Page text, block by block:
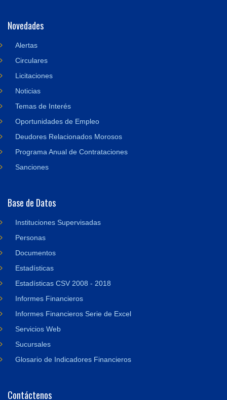
Novedades
Alertas
Circulares
Licitaciones
Noticias
Temas de Interés
Oportunidades de Empleo
Deudores Relacionados Morosos
Programa Anual de Contrataciones
Sanciones
Base de Datos
Instituciones Supervisadas
Personas
Documentos
Estadísticas
Estadísticas CSV 2008 - 2018
Informes Financieros
Informes Financieros Serie de Excel
Servicios Web
Sucursales
Glosario de Indicadores Financieros
Contáctenos